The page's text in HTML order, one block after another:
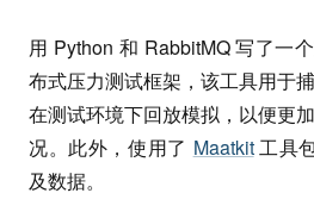
用 Python 和 RabbitMQ 写了一
布式压力测试框架，该工具用于
在测试环境下回放模拟，以便更
况。此外，使用了 Maatkit工具
及数据。